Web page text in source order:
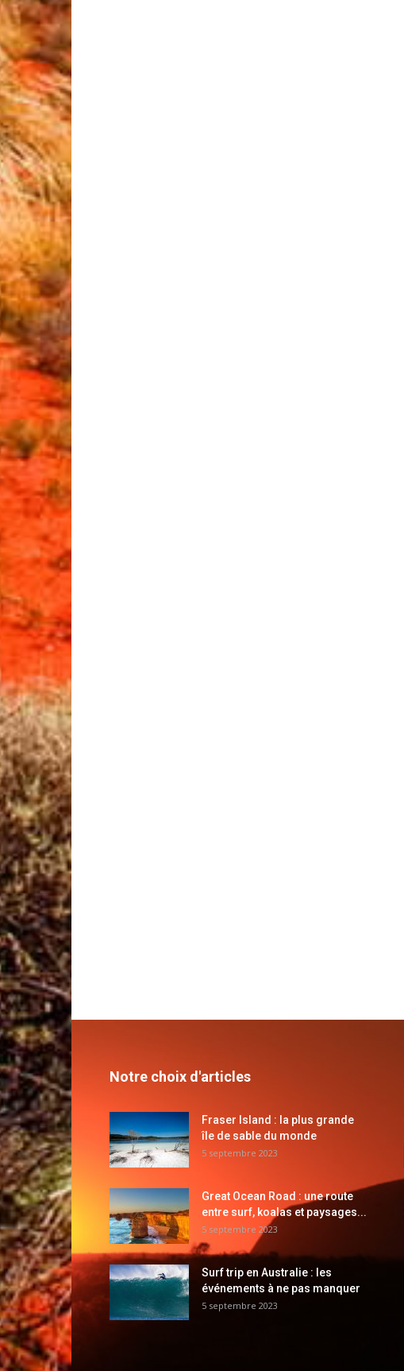
Notre choix d'articles
Fraser Island : la plus grande
île de sable du monde
5 septembre 2023
Great Ocean Road : une route
entre surf, koalas et paysages...
5 septembre 2023
Surf trip en Australie : les
événements à ne pas manquer
5 septembre 2023